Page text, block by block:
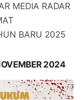
MEDIA RADAR
BARU 2025
2024